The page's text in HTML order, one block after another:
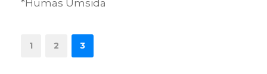
*Humas Umsida
1 2 3